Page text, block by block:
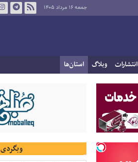
جمعه ۱۶ مرداد ۱۴۰۵
انتشارات وبلاگ استان‌ها
وبگردی